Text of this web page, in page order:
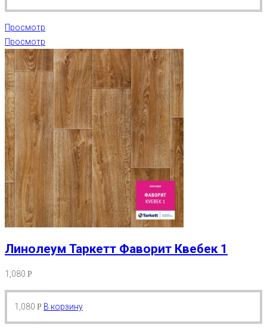
Просмотр
Просмотр
Линолеум Таркетт Фаворит Квебек 1
1,080 Р
1,080 Р В корзину